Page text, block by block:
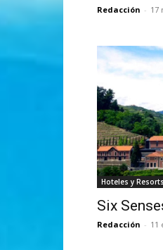
Redacción - 17
Hoteles y
Six
Redacción - 11